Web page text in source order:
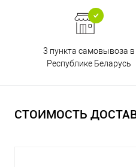
3 пункта самовывоза в
Республике Беларусь
СТОИМОСТЬ